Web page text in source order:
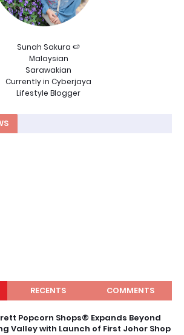
Sunah Sakura 🍉
Malaysian
Sarawakian
Currently in Cyberjaya
Lifestyle Blogger
RECENTS COMMENTS
Popcorn Shops® Expands Beyond
Valley with Launch of First Johor Shop